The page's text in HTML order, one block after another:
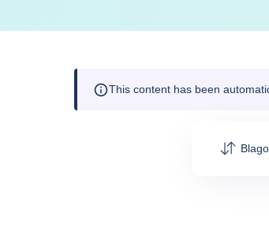
This content has been